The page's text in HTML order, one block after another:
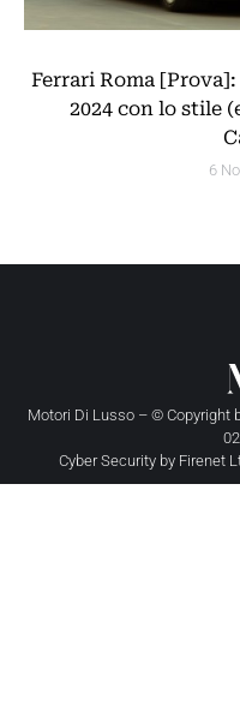
Ferrari Roma
2024 con lo stile
6
Motori Di Lusso – © Copyright
Cyber Security by Firenet